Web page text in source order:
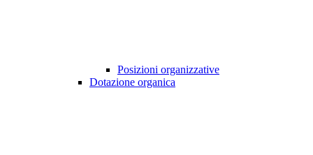
Posizioni organizzative
Dotazione organica